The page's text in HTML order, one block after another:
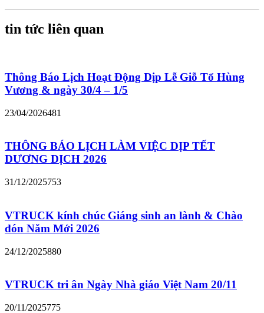
tin tức liên quan
Thông Báo Lịch Hoạt Động Dịp Lễ Giỗ Tổ Hùng
Vương & ngày 30/4 – 1/5
23/04/2026481
THÔNG BÁO LỊCH LÀM VIỆC DỊP TẾT
DƯƠNG DỊCH 2026
31/12/2025753
VTRUCK kính chúc Giáng sinh an lành & Chào
đón Năm Mới 2026
24/12/2025880
VTRUCK tri ân Ngày Nhà giáo Việt Nam 20/11
20/11/2025775